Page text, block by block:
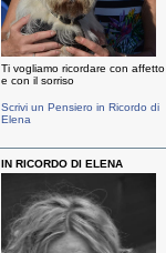
Ti vogliamo ricordare con affetto
e con il sorriso
Scrivi un Pensiero in Ricordo di
Elena
IN RICORDO DI ELENA